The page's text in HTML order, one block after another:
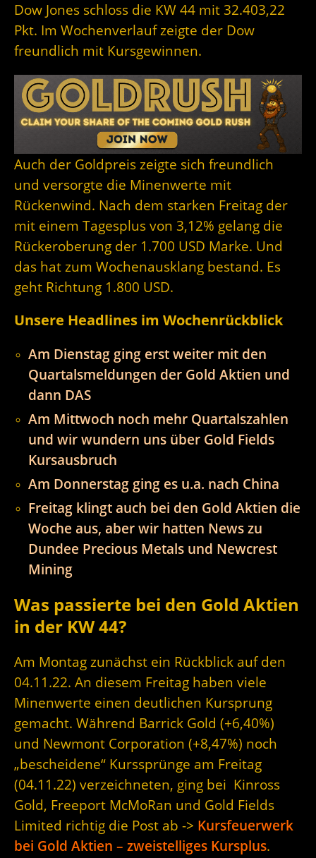
Dow Jones schloss die KW 44 mit 32.403,22
Pkt. Im Wochenverlauf zeigte der Dow
freundlich mit Kursgewinnen.
Auch der Goldpreis zeigte sich freundlich
und versorgte die Minenwerte mit
Rückenwind. Nach dem starken Freitag der
mit einem Tagesplus von 3,12% gelang die
Rückeroberung der 1.700 USD Marke. Und
das hat zum Wochenausklang bestand. Es
geht Richtung 1.800 USD.
Unsere Headlines im Wochenrückblick
Am Dienstag ging erst weiter mit den
Quartalsmeldungen der Gold Aktien und
dann DAS
Am Mittwoch noch mehr Quartalszahlen
und wir wundern uns über Gold Fields
Kursausbruch
Am Donnerstag ging es u.a. nach China
Freitag klingt auch bei den Gold Aktien die
Woche aus, aber wir hatten News zu
Dundee Precious Metals und Newcrest
Mining
Was passierte bei den Gold Aktien
in der KW 44?
Am Montag zunächst ein Rückblick auf den
04.11.22. An diesem Freitag haben viele
Minenwerte einen deutlichen Kursprung
gemacht. Während Barrick Gold (+6,40%)
und Newmont Corporation (+8,47%) noch
„bescheidene“ Kurssprünge am Freitag
(04.11.22) verzeichneten, ging bei Kinross
Gold, Freeport McMoRan und Gold Fields
Limited richtig die Post ab -> Kursfeuerwerk
bei Gold Aktien – zweistelliges Kursplus.